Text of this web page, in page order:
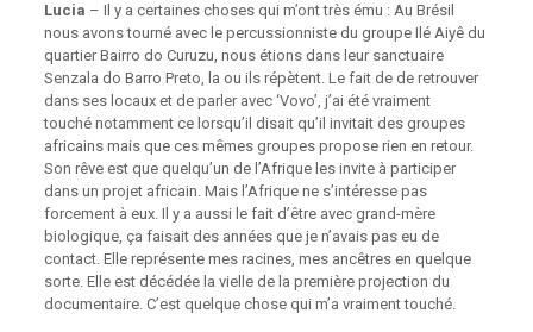
Lucia – Il y a certaines choses qui m’ont très ému : Au Brésil
nous avons tourné avec le percussionniste du groupe Ilé Aiyê du
quartier Bairro do Curuzu, nous étions dans leur sanctuaire
Senzala do Barro Preto, la ou ils répètent. Le fait de de retrouver
dans ses locaux et de parler avec ‘Vovo’, j’ai été vraiment
touché notamment ce lorsqu’il disait qu’il invitait des groupes
africains mais que ces mêmes groupes propose rien en retour.
Son rêve est que quelqu’un de l’Afrique les invite à participer
dans un projet africain. Mais l’Afrique ne s’intéresse pas
forcement à eux. Il y a aussi le fait d’être avec grand-mère
biologique, ça faisait des années que je n’avais pas eu de
contact. Elle représente mes racines, mes ancêtres en quelque
sorte. Elle est décédée la vielle de la première projection du
documentaire. C’est quelque chose qui m’a vraiment touché.